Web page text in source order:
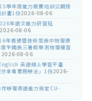
學年度能力競賽培訓公開授
計畫1份2026-08-06
年語文能力研習班
2026-08-06
年普通暨技術型高中物理適
全國高三暑假學測物理複習
2026-08-06
英語線上學習平臺
享會實施辦法」1份2026-
辦理泰語能力檢定CU-